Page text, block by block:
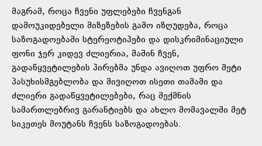
მაგრამ, როცა ჩვენი უფლებები ჩვენგან
დამოუკიდებელი მიზეზების გამო იზღუდება, როცა
საზოგადოებაში სტერეოტიპები და დისკრიმინაციული
ფონი ჯერ კიდევ ძლიერია, მაშინ ჩვენ,
გადაწყვეტილების პირებმა უნდა ავიღოთ უფრო მეტი
პასუხისმგებლობა და მივიღოთ ისეთი თამამი და
ძლიერი გადაწყვეტილებები, რაც შექმნის
სამართლებრივ გარანტიებს და ახლო მომავალში მეტ
სიკეთეს მოუტანს ჩვენს საზოგადოებას.